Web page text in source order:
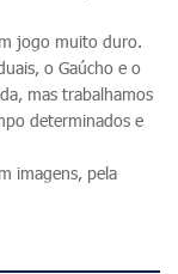
jogo muito duro.
o Gaúcho e o
mas trabalhamos
determinados e
imagens, pela